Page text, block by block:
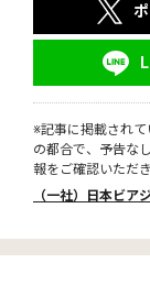
※記事に掲載され
の都合で、予告な
報をご確認いただ
（一社）日本ビア